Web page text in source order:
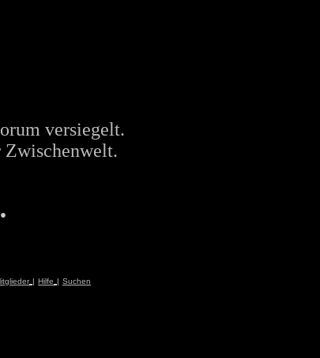
versiegelt.
Zwischenwelt.
| Hilfe | Suchen